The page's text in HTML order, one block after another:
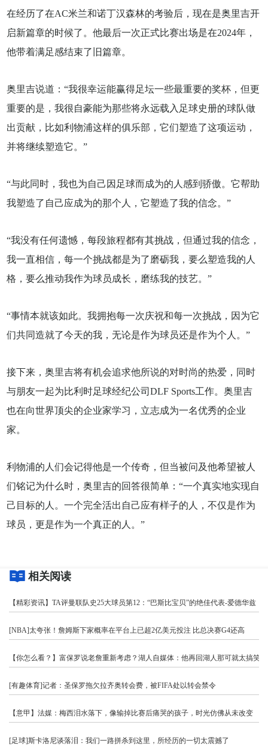
在经历了在AC米兰和诺丁汉森林的考验后，现在是奥里吉开
启新篇章的时候了。他最后一次正式比赛出场是在2024年，
他带着满足感结束了旧篇章。
奥里吉说道：“我很幸运能赢得足坛一些最重要的奖杯，但更
重要的是，我很自豪能为那些将永远载入足球史册的球队做
出贡献，比如利物浦这样的俱乐部，它们塑造了这项运动，
并将继续塑造它。”
“与此同时，我也为自己因足球而成为的人感到骄傲。它帮助
我塑造了自己应成为的那个人，它塑造了我的信念。”
“我没有任何遗憾，每段旅程都有其挑战，但通过我的信念，
我一直相信，每一个挑战都是为了磨砺我，要么塑造我的人
格，要么推动我作为球员成长，磨练我的技艺。”
“事情本就该如此。我拥抱每一次庆祝和每一次挑战，因为它
们共同造就了今天的我，无论是作为球员还是作为个人。”
接下来，奥里吉将有机会追求他所说的对时尚的热爱，同时
与朋友一起为比利时足球经纪公司DLF Sports工作。奥里吉
也在向世界顶尖的企业家学习，立志成为一名优秀的企业
家。
利物浦的人们会记得他是一个传奇，但当被问及他希望被人
们铭记为什么时，奥里吉的回答很简单：“一个真实地实现自
己目标的人。一个完全活出自己应有样子的人，不仅是作为
球员，更是作为一个真正的人。”
相关阅读
【精彩资讯】TA评曼联队史25大球员第12：“巴斯比宝贝”的绝佳代表-爱德华兹
[NBA]太夸张！詹姆斯下家概率在平台上已超2亿美元投注 比总决赛G4还高
【你怎么看？】富保罗说老詹重新考虑？湖人自媒体：他再回湖人那可就太搞笑
[有趣体育]记者：圣保罗拖欠拉齐奥转会费，被FIFA处以转会禁令
【意甲】法媒：梅西泪水落下，像输掉比赛后痛哭的孩子，时光仿佛从未改变
[足球]斯卡洛尼谈落泪：我们一路拼杀到这里，所经历的一切太震撼了